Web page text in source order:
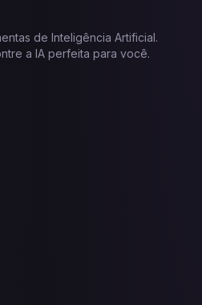
de Inteligência Artificial.
a IA perfeita para você.